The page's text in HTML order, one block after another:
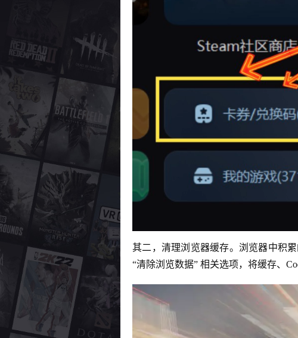
其二，清理浏览器缓存。浏览器中积
“清除浏览数据” 相关选项，将缓存、